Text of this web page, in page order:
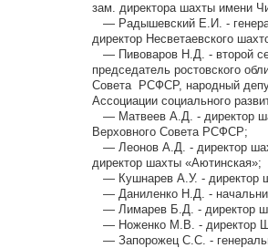
зам. директора шахты имени
— Радышевский Е.И. -
директор Несветаевского
— Пивоваров Н.Д. - второй
председатель ростовского
Совета РСФСР, народный
Ассоциации социального
— Матвеев А.Д. - директор
Верховного Совета РСФСР;
— Леонов А.Д. - директор
директор шахты «Аютинская»;
— Кушнарев А.У. - директор
— Даниленко Н.Д. -
— Лимарев Б.Д. - директор
— Ноженко М.В. - директор
— Запорожец С.С. -